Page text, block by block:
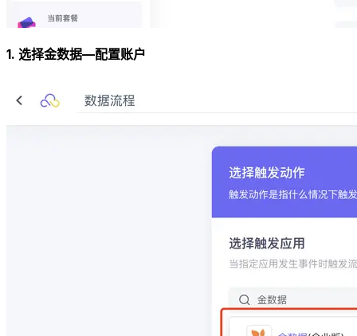
1. 选择金数据—配置账户